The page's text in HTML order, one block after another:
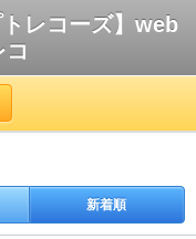
トレコーズ】web
新着順